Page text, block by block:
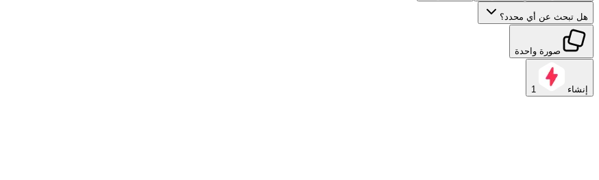
هل تبحث عن أي محدد؟
صورة واحدة
إنشاء 1